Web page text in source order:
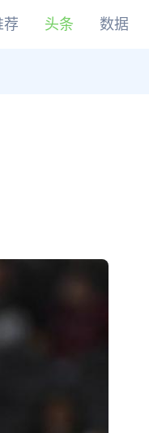
荐 头条 数据